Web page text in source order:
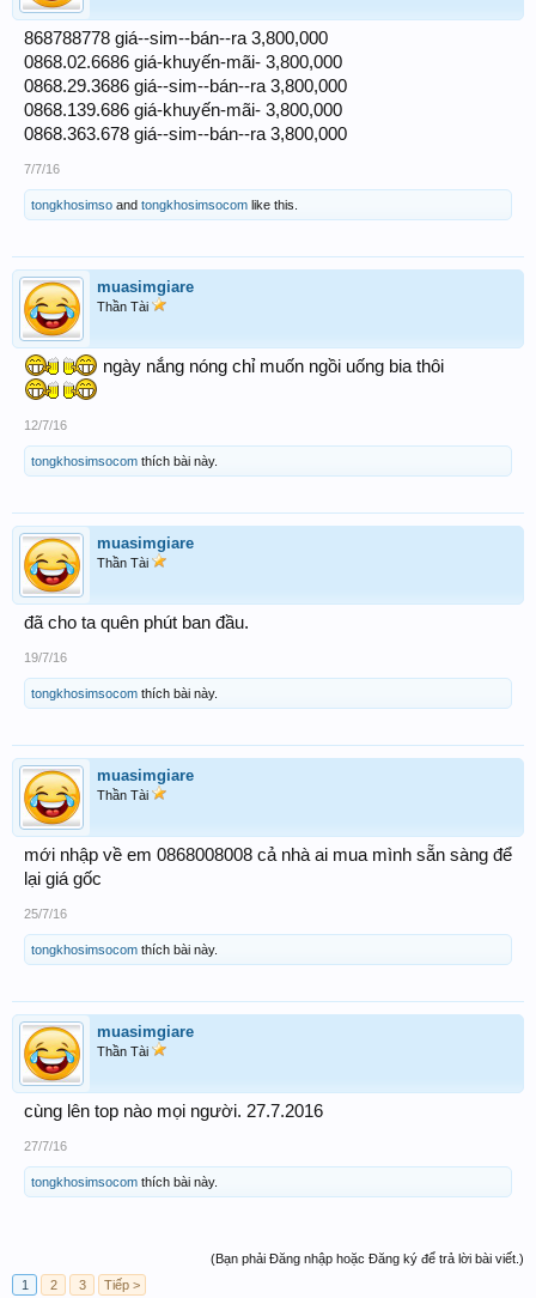
868788778 giá--sim--bán--ra 3,800,000
0868.02.6686 giá-khuyến-mãi- 3,800,000
0868.29.3686 giá--sim--bán--ra 3,800,000
0868.139.686 giá-khuyến-mãi- 3,800,000
0868.363.678 giá--sim--bán--ra 3,800,000
7/7/16
tongkhosimso and tongkhosimsocom like this.
muasimgiare
Thần Tài
ngày nắng nóng chỉ muốn ngồi uống bia thôi
12/7/16
tongkhosimsocom thích bài này.
muasimgiare
Thần Tài
đã cho ta quên phút ban đầu.
19/7/16
tongkhosimsocom thích bài này.
muasimgiare
Thần Tài
mới nhập về em 0868008008 cả nhà ai mua mình sẵn sàng để
lại giá gốc
25/7/16
tongkhosimsocom thích bài này.
muasimgiare
Thần Tài
cùng lên top nào mọi người. 27.7.2016
27/7/16
tongkhosimsocom thích bài này.
(Bạn phải Đăng nhập hoặc Đăng ký để trả lời bài viết.)
1
2 3 Tiếp >